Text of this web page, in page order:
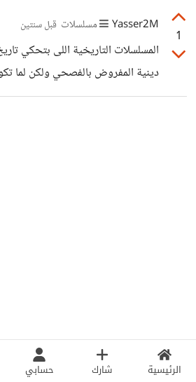
الرئيسية شارك حسابي
يعنى مسلسل زي صلاح الدين التركى
تركى وان تركيا هى الفضل فى التحرير
مستوحى من تاريخنا
1
Yasser2M مسلسلات قبل سنتين
المسلسلات التاريخية اللى بتحكي
دينية المفروض بالفصحي ولكن لما
حقبة زمنية محدده اذن المفروض